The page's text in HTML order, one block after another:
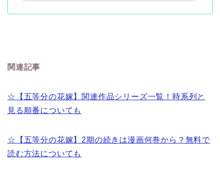
関連記事
☆【五等分の花嫁】関連作品シリーズ一覧！時系列と
見る順番についても
☆【五等分の花嫁】2期の続きは漫画何巻から？無料で
読む方法についても